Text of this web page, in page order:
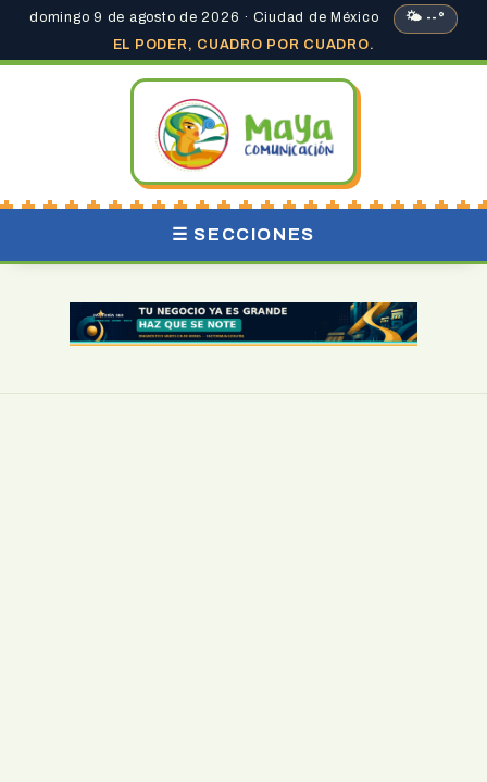
domingo 9 de agosto de 2026 · Ciudad de México
🌤 --°
EL PODER, CUADRO POR CUADRO.
☰ SECCIONES